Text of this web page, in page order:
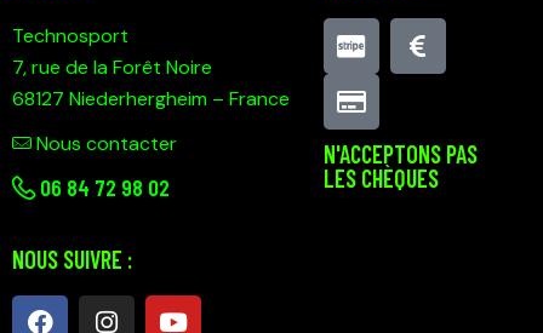
Technosport
7, rue de la Forêt Noire
68127 Niederhergheim – France
Nous contacter
06 84 72 98 02
N'ACCEPTONS PAS
LES CHÈQUES
NOUS SUIVRE :